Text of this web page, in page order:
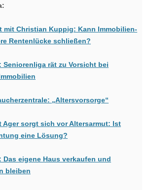
mit Christian Kuppig: Kann Immobilien-
Rentenlücke schließen?
Seniorenliga rät zu Vorsicht bei
„Altersvorsorge“
Ager sorgt sich vor Altersarmut: Ist
eine Lösung?
Das eigene Haus verkaufen und
bleiben